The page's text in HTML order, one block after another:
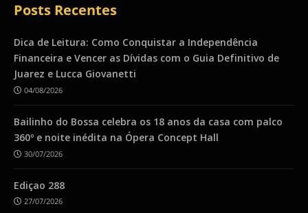
Posts Recentes
Dica de Leitura: Como Conquistar a Independência
Financeira e Vencer as Dívidas com o Guia Definitivo de
Juarez e Lucca Giovanetti
04/08/2026
Bailinho do Bossa celebra os 18 anos da casa com palco
360º e noite inédita na Ópera Concept Hall
30/07/2026
Ediçao 288
27/07/2026